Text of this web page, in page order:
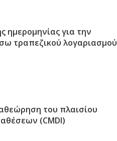
ημερομηνίας για την
τραπεζικού λογαριασμού
του πλαισίου
(CMDI)